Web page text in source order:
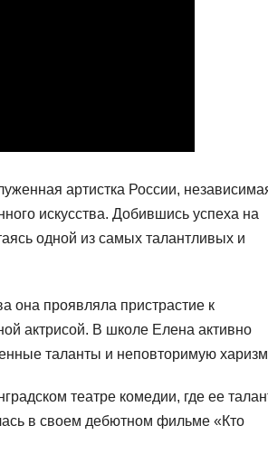
артистка России,
искусства. Добившись успеха на
одной из самых талантливых и
она проявляла пристрастие к
актрисой. В школе Елена активно
таланты и неповторимую
театре комедии, где ее
в своем дебютном фильме «Кто